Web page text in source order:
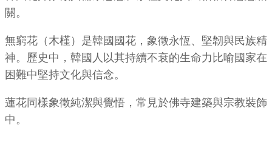
關。
無窮花（木槿）是韓國國花，象徵永恆、堅韌與民族精
神。歷史中，韓國人以其持續不衰的生命力比喻國家在
困難中堅持文化與信念。
蓮花同樣象徵純潔與覺悟，常見於佛寺建築與宗教裝飾
中。